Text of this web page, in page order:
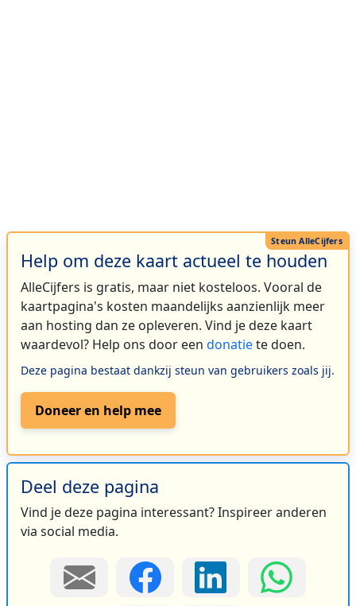
Help om deze kaart actueel te houden
AlleCijfers is gratis, maar niet kosteloos. Vooral de
kaartpagina's kosten maandelijks aanzienlijk meer
aan hosting dan ze opleveren. Vind je deze kaart
waardevol? Help ons door een donatiete doen.
Deze pagina bestaat dankzij steun van gebruikers zoals jij.
Doneer en help mee
Deel deze pagina
Vind je deze pagina interessant? Inspireer anderen
via social media.